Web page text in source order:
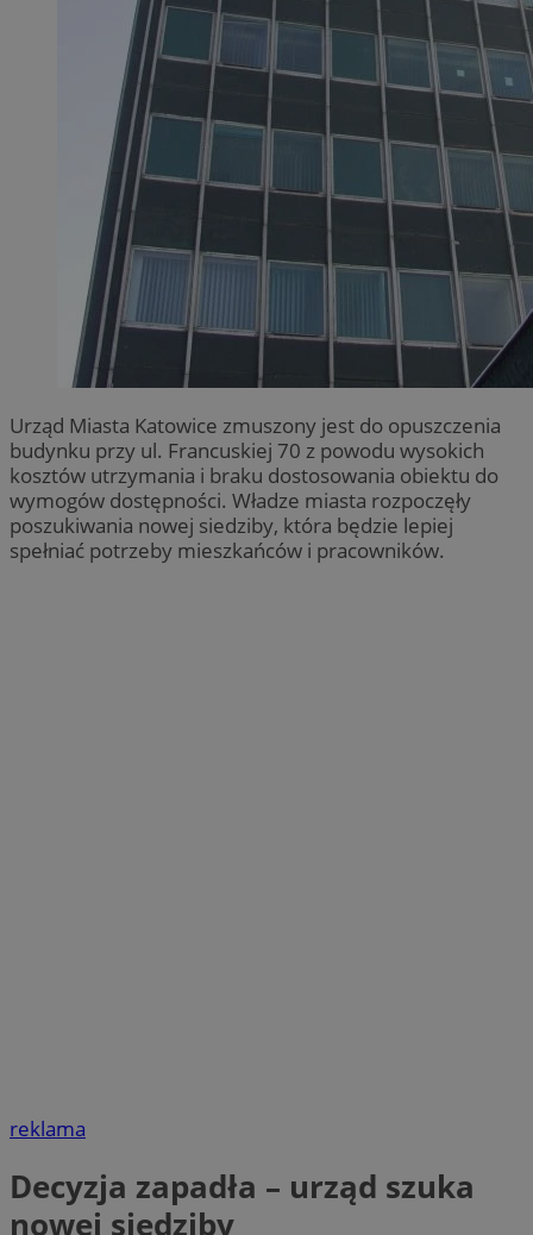
Urząd Miasta Katowice zmuszony jest do opuszczenia
budynku przy ul. Francuskiej 70 z powodu wysokich
kosztów utrzymania i braku dostosowania obiektu do
wymogów dostępności. Władze miasta rozpoczęły
poszukiwania nowej siedziby, która będzie lepiej
spełniać potrzeby mieszkańców i pracowników.
reklama
Decyzja zapadła – urząd szuka
nowej siedziby